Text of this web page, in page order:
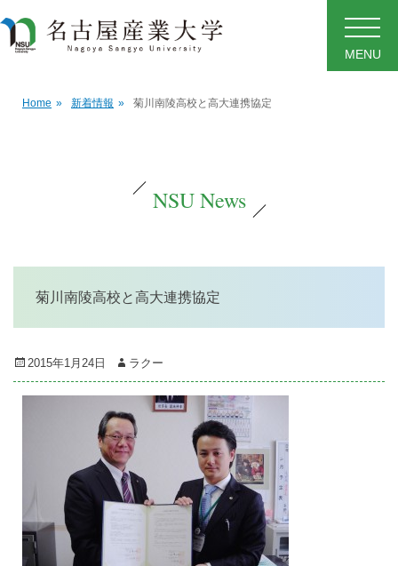
MENU
Home » 新着情報 » 菊川南陵高校と高大連携協定
NSU News
菊川南陵高校と高大連携協定
Posted
on
2015年1月24日 Author
ラクー